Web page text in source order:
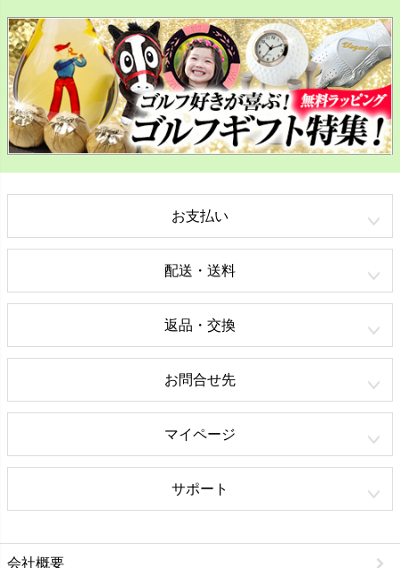
お支払い
配送・送料
返品・交換
お問合せ先
マイページ
サポート
会社概要